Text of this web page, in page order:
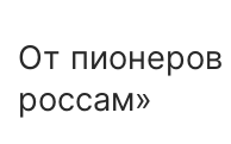
От
россам»